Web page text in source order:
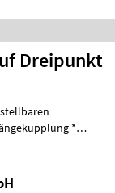
Dreipunkt
*